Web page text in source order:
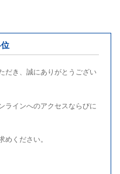
だき、誠にありがとうござい
ラインへのアクセスならびに
めください。